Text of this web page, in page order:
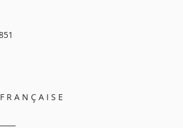
R A N Ç A I S E